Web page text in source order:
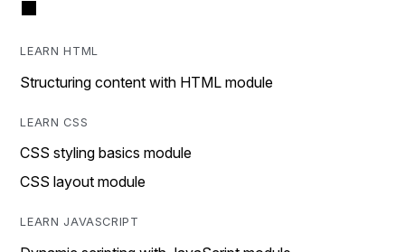
LEARN HTML
Structuring content with HTML module
LEARN CSS
CSS styling basics module
CSS layout module
LEARN JAVASCRIPT